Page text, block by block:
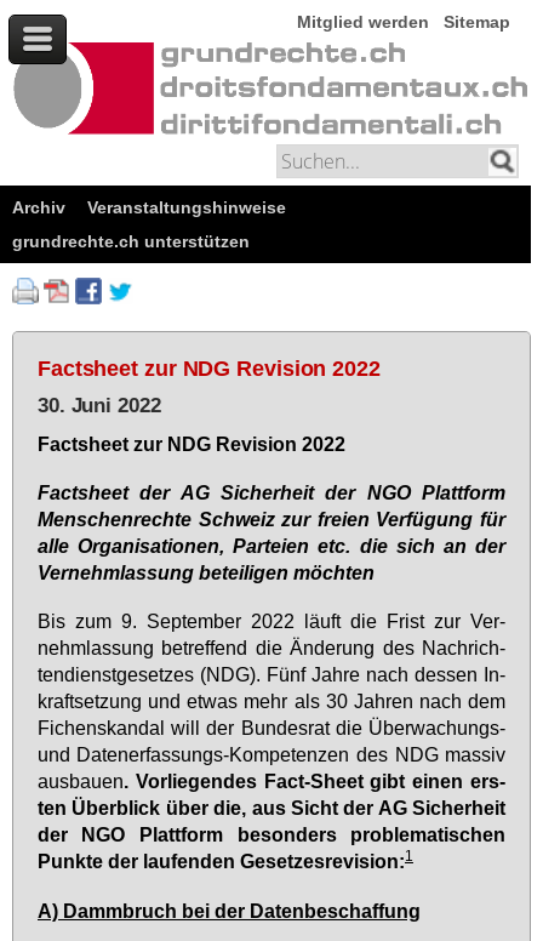
Mitglied werden Sitemap
Archiv
Veranstaltungshinweise
grundrechte.ch unterstützen
Factsheet zur NDG Revision 2022
30. Juni 2022
Facts­heet zur NDG Re­vi­si­on 2022
Facts­heet der AG Si­cher­heit der NGO Platt­form
Men­schen­rech­te Schweiz zur frei­en Ver­fü­gung für
al­le Or­ga­ni­sa­tio­nen, Par­tei­en etc. die sich an der
Ver­nehm­las­sung be­tei­li­gen möch­ten
Bis zum 9. Sep­tem­ber 2022 läuft die Frist zur Ver­
nehm­las­sung be­tref­fend die Än­de­rung des Nach­rich­
ten­dienst­ge­set­zes (NDG). Fünf Jah­re nach des­sen In­
kraft­set­zung und et­was mehr als 30 Jah­ren nach dem
Fi­chen­skan­dal will der Bun­des­rat die Über­wa­chungs-
und Da­ten­er­fas­sungs-Kom­pe­ten­zen des NDG mas­siv
aus­bau­en. Vor­lie­gen­des Fact-Sheet gibt ei­nen ers­
ten Über­blick über die, aus Sicht der AG Si­cher­heit
der NGO Platt­form be­son­ders pro­ble­ma­ti­schen
Punk­te der lau­fen­den Ge­set­zes­re­vi­si­on:1
A) Damm­bruch bei der Da­ten­be­schaf­fung